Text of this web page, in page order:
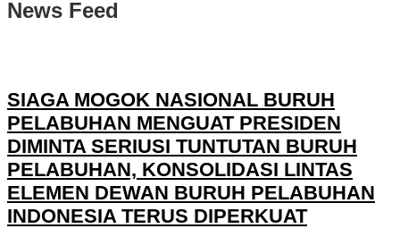
News Feed
SIAGA MOGOK NASIONAL BURUH
PELABUHAN MENGUAT PRESIDEN
DIMINTA SERIUSI TUNTUTAN BURUH
PELABUHAN, KONSOLIDASI LINTAS
ELEMEN DEWAN BURUH PELABUHAN
INDONESIA TERUS DIPERKUAT